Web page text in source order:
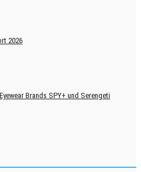
2026
Brands SPY+ und Serengeti